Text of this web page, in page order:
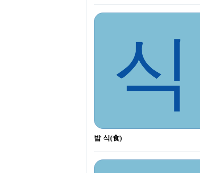
식
밥 식(食)